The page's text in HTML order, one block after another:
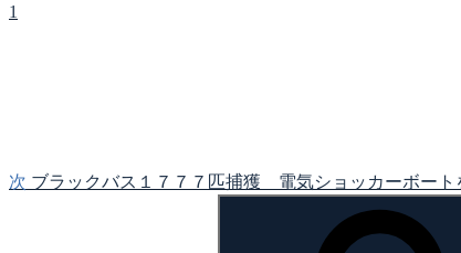
ー
1
次 ブラックバス１７７７匹捕獲 電気ショッカーボー